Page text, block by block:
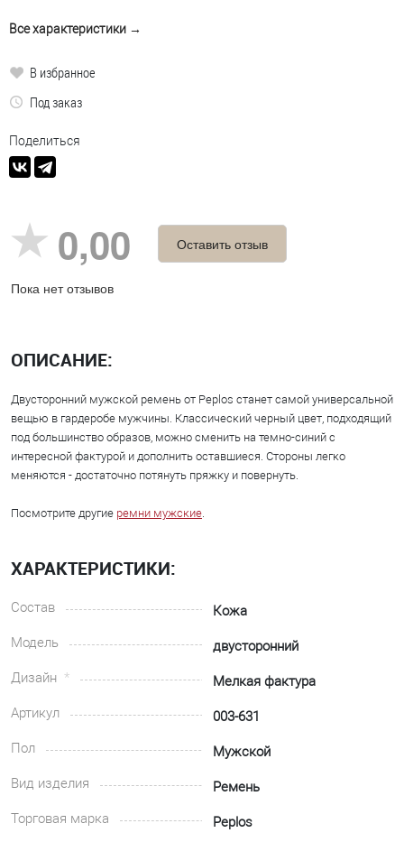
Все характеристики →
В избранное
Под заказ
Поделиться
0,00
Пока нет отзывов
Оставить отзыв
ОПИСАНИЕ:
Двусторонний мужской ремень от Peplos станет самой универсальной
вещью в гардеробе мужчины. Классический черный цвет, подходящий
под большинство образов, можно сменить на темно-синий с
интересной фактурой и дополнить оставшиеся. Стороны легко
меняются - достаточно потянуть пряжку и повернуть.
Посмотрите другие ремни мужские.
ХАРАКТЕРИСТИКИ:
Состав
Кожа
Модель
двусторонний
Дизайн
Мелкая фактура
Артикул
003-631
Пол
Мужской
Вид изделия
Ремень
Торговая марка
Peplos